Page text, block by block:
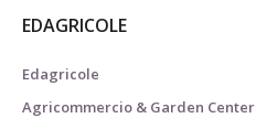
EDAGRICOLE
Edagricole
Agricommercio & Garden Center